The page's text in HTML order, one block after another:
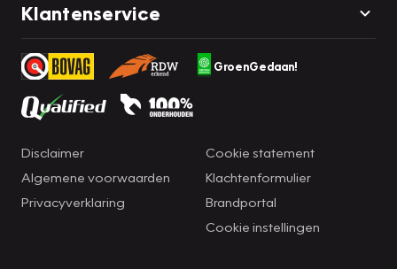
Klantenservice
GroenGedaan!
Disclaimer
Algemene voorwaarden
Privacyverklaring
Cookie statement
Klachtenformulier
Brandportal
Cookie instellingen